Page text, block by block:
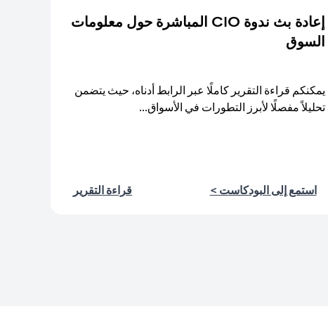
إعادة بث ندوة CIO المباشرة حول معلومات
السوق
يمكنكم قراءة التقرير كاملًا عبر الرابط أدناه، حيث يتضمن
تحليلاً مفصلًا لأبرز التطورات في الأسواق...
استمع إلى البودكاست > قراءة التقرير